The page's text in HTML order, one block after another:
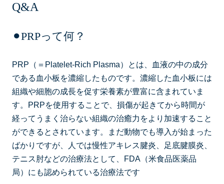
Q&A
⚫︎PRPって何？
PRP（＝Platelet-Rich Plasma）とは、血液の中の成分
である血小板を濃縮したものです。濃縮した血小板には
組織や細胞の成長を促す栄養素が豊富に含まれていま
す。PRPを使用することで、損傷が起きてから時間が
経ってうまく治らない組織の治癒力をより加速すること
ができるとされています。まだ動物でも導入が始まった
ばかりですが、人では慢性アキレス腱炎、足底腱膜炎、
テニス肘などの治療法として、FDA（米食品医薬品
局）にも認められている治療法です